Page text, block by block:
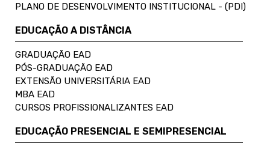
PLANO DE DESENVOLVIMENTO INSTITUCIONAL - (PDI)
EDUCAÇÃO A DISTÂNCIA
GRADUAÇÃO EAD
PÓS-GRADUAÇÃO EAD
EXTENSÃO UNIVERSITÁRIA EAD
MBA EAD
CURSOS PROFISSIONALIZANTES EAD
EDUCAÇÃO PRESENCIAL E SEMIPRESENCIAL